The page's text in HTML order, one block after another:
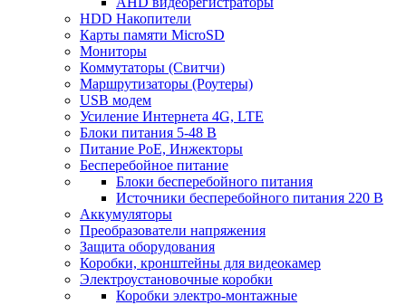
HDD Накопители
Карты памяти MicroSD
Мониторы
Коммутаторы (Свитчи)
Маршрутизаторы (Роутеры)
USB модем
Усиление Интернета 4G, LTE
Блоки питания 5-48 В
Питание PoE, Инжекторы
Бесперебойное питание
Блоки бесперебойного питания
Источники бесперебойного питания 220 В
Аккумуляторы
Преобразователи напряжения
Защита оборудования
Коробки, кронштейны для видеокамер
Электроустановочные коробки
Коробки электро-монтажные